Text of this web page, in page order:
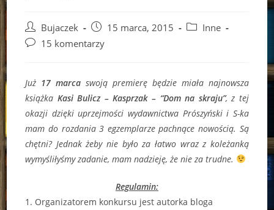
Post
author:
Bujaczek
Post
published:
15 marca, 2015
PostInne
Post15 komentarzy
Już 17 marcaswoją premierę będzie miała najnowsza
książka Kasi Bulicz – Kasprzak – “Dom na skraju”, z tej
okazji dzięki uprzejmości wydawnictwa Prószyński i S-ka
mam do rozdania 3 egzemplarze pachnące nowością. Są
chętni? Jednak żeby nie było za łatwo wraz z koleżanką
wymyśliłyśmy zadanie, mam nadzieję, że nie za trudne.
Regulamin:
1. Organizatorem konkursu jest autorka bloga